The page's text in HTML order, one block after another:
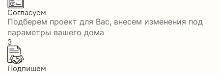
Согласуем
Подберем проект для Вас, внесем изменения под
параметры вашего дома
3
Подпишем